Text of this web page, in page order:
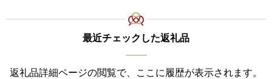
最近チェックした返礼品
返礼品詳細ページの閲覧で、ここに履歴が表示されます。